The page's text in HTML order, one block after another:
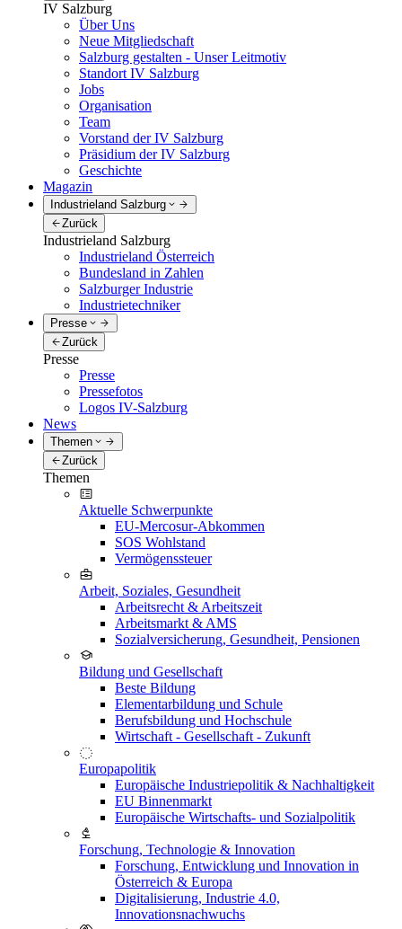
IV Salzburg
Über Uns
Neue Mitgliedschaft
Salzburg gestalten - Unser Leitmotiv
Standort IV Salzburg
Jobs
Organisation
Team
Vorstand der IV Salzburg
Präsidium der IV Salzburg
Geschichte
Magazin
Industrieland Salzburg
Zurück
Industrieland Salzburg
Industrieland Österreich
Bundesland in Zahlen
Salzburger Industrie
Industrietechniker
Presse
Zurück
Presse
Presse
Pressefotos
Logos IV-Salzburg
News
Themen
Zurück
Themen
Aktuelle Schwerpunkte
EU-Mercosur-Abkommen
SOS Wohlstand
Vermögenssteuer
Arbeit, Soziales, Gesundheit
Arbeitsrecht & Arbeitszeit
Arbeitsmarkt & AMS
Sozialversicherung, Gesundheit, Pensionen
Bildung und Gesellschaft
Beste Bildung
Elementarbildung und Schule
Berufsbildung und Hochschule
Wirtschaft - Gesellschaft - Zukunft
Europapolitik
Europäische Industriepolitik & Nachhaltigkeit
EU Binnenmarkt
Europäische Wirtschafts- und Sozialpolitik
Forschung, Technologie & Innovation
Forschung, Entwicklung und Innovation in
Österreich & Europa
Digitalisierung, Industrie 4.0,
Innovationsnachwuchs